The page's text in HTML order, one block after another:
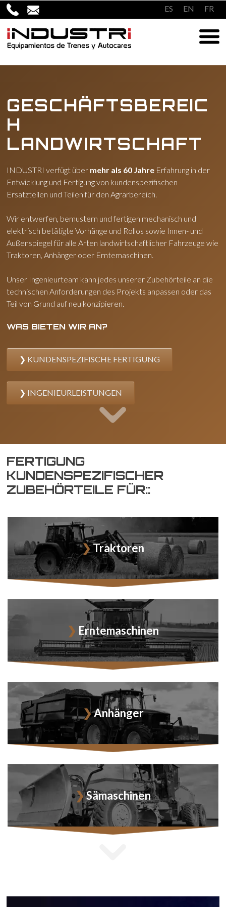
Überspringen
zum
Inhalt
ES EN FR
GESCHÄFTSBEREIC
H
LANDWIRTSCHAFT
INDUSTRI verfügt über mehr als 60 Jahre Erfahrung in der
Entwicklung und Fertigung von kundenspezifischen
Ersatzteilen und Teilen für den Agrarbereich.
Wir entwerfen, bemustern und fertigen mechanisch und
elektrisch betätigte Vorhänge und Rollos sowie Innen- und
Außenspiegel für alle Arten landwirtschaftlicher Fahrzeuge wie
Traktoren, Anhänger oder Erntemaschinen.
Unser Ingenieurteam kann jedes unserer Zubehörteile an die
technischen Anforderungen des Projekts anpassen oder das
Teil von Grund auf neu konzipieren.
WAS BIETEN WIR AN?
KUNDENSPEZIFISCHE FERTIGUNG
INGENIEURLEISTUNGEN
FERTIGUNG
KUNDENSPEZIFISCHER
ZUBEHÖRTEILE FÜR::
Traktoren
Erntemaschinen
Anhänger
Sämaschinen